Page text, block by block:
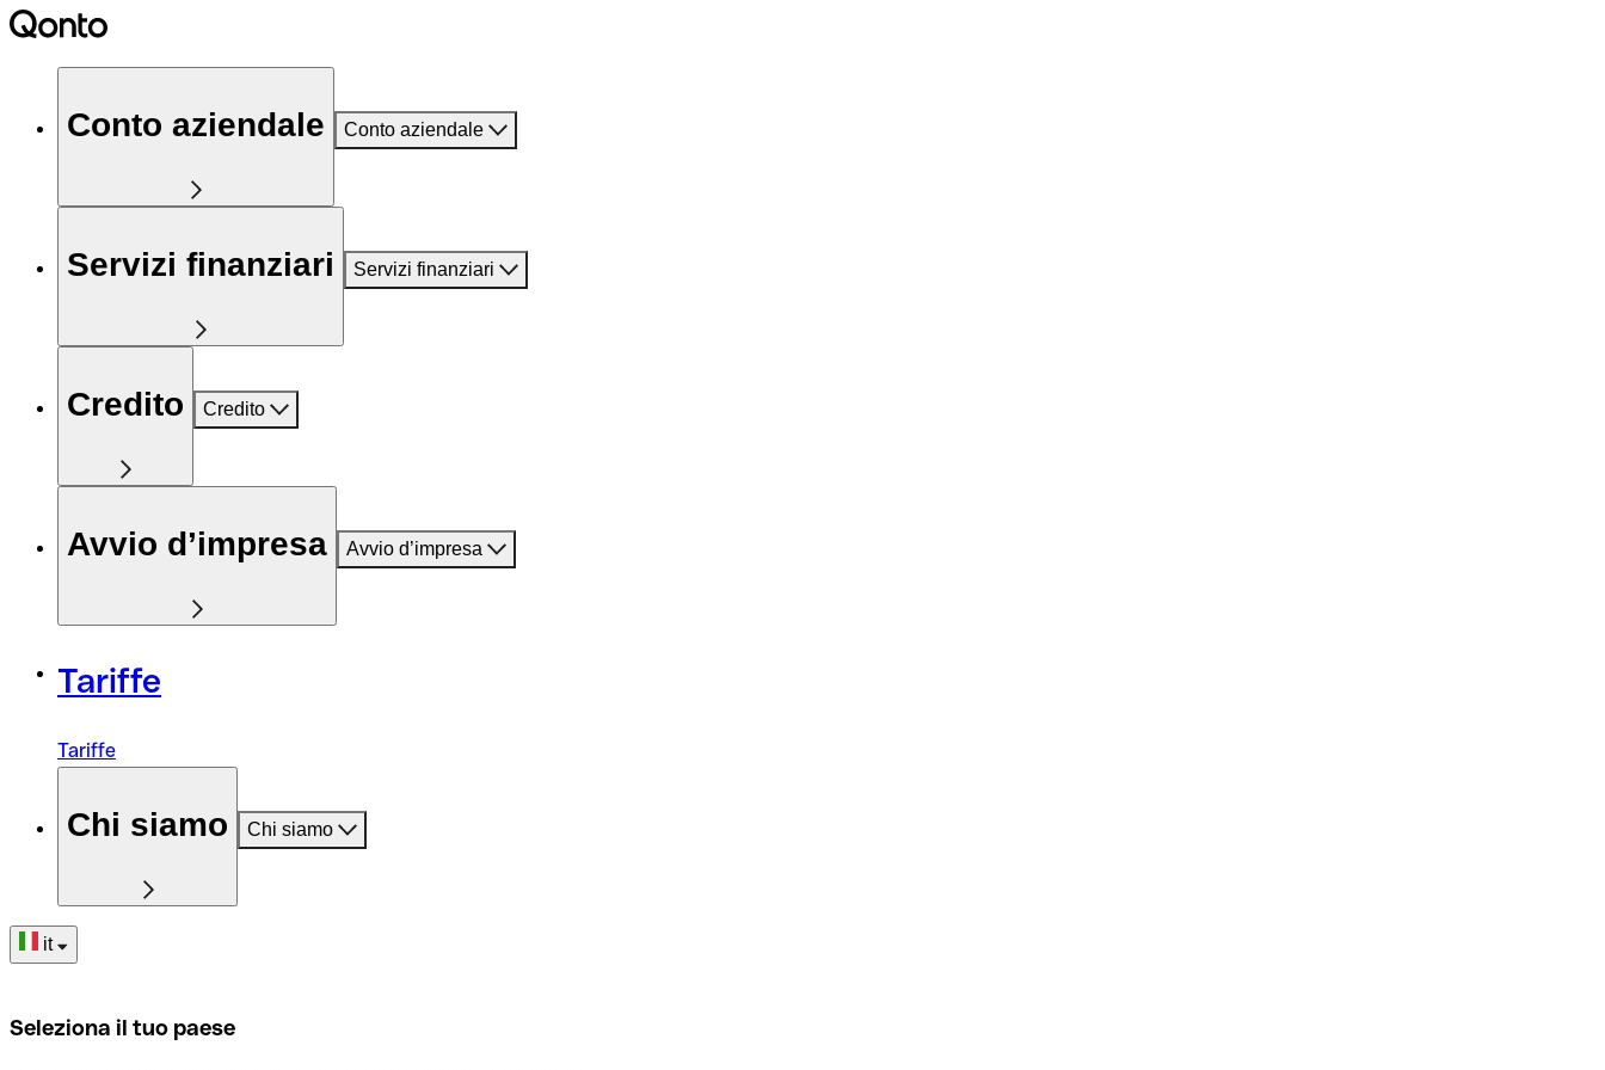
Conto aziendale Conto aziendale
Servizi finanziari Servizi finanziari
Credito Credito
Avvio d’impresa Avvio d’impresa
Tariffe
Tariffe
Chi siamo Chi siamo
it
Seleziona il tuo paese